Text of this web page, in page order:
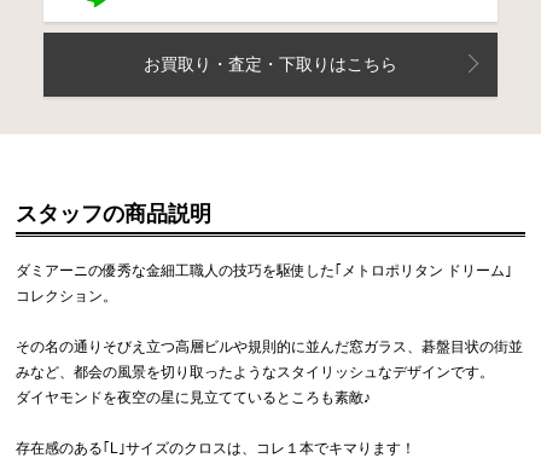
お買取り・査定・下取りはこちら
スタッフの商品説明
ダミアーニの優秀な金細工職人の技巧を駆使した｢メトロポリタン ドリーム｣
コレクション。
その名の通りそびえ立つ高層ビルや規則的に並んだ窓ガラス、碁盤目状の街並
みなど、都会の風景を切り取ったようなスタイリッシュなデザインです。
ダイヤモンドを夜空の星に見立てているところも素敵♪
存在感のある｢L｣サイズのクロスは、コレ１本でキマります！